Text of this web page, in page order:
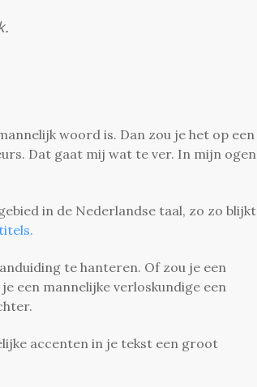
woord is. Dan zou je het op een
Dat gaat mij wat te ver. In mijn ogen
in de Nederlandse taal, zo zo blijkt
te hanteren. Of zou je een
een mannelijke verloskundige een
accenten in je tekst een groot